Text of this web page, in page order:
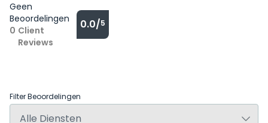
Geen
Beoordelingen
0 Client
Reviews
0.0/5
Filter Beoordelingen